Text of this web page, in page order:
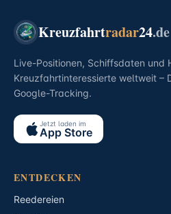
Kreuzfahrtradar24.de
Live-Positionen, Schiffsdaten und
Kreuzfahrtinteressierte weltweit –
Google-Tracking.
Jetzt laden im
App Store
ENTDECKEN
Reedereien